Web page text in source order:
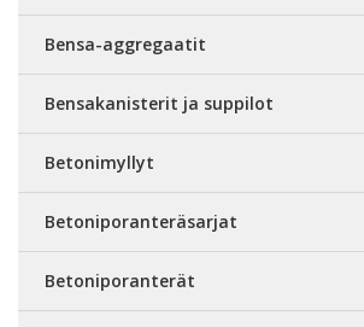
Bensa-aggregaatit
Bensakanisterit ja suppilot
Betonimyllyt
Betoniporanteräsarjat
Betoniporanterät